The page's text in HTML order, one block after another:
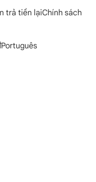
trả tiền lạiChính sách
Português